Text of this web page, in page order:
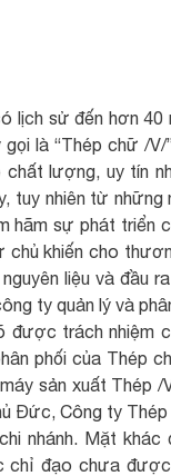
lịch sử đến hơn 40
là “Thép chữ /
chất lượng, uy tín
tuy nhiên từ
hãm sự phát triển
khiến cho
liệu và đầu
ty quản lý và
được trách nhiệm
phối của Thép
sản xuất Thép
Đức, Công ty
nhánh. Mặt
chỉ đạo chưa